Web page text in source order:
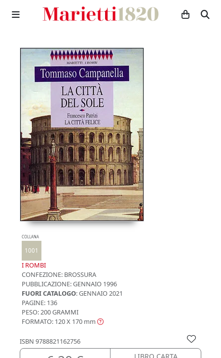
COLLANA
1001
I ROMBI
CONFEZIONE: BROSSURA
PUBBLICAZIONE:GENNAIO 1996
FUORI CATALOGO: GENNAIO 2021
PAGINE: 136
PESO: 200 GRAMMI
FORMATO: 120 X 170 mm
ISBN 9788821162756